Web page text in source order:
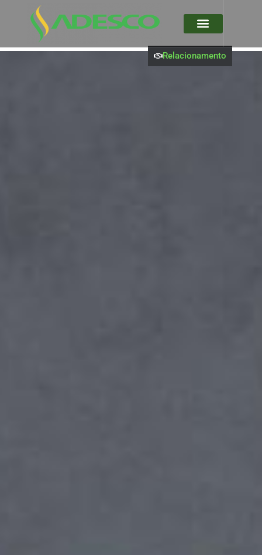
Relacionamento